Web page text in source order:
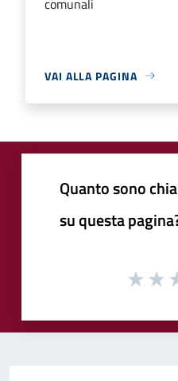
VAI ALLA PAGINA
Quanto sono
su questa